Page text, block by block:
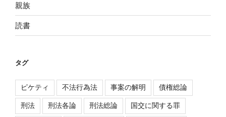
親族
読書
タグ
ピケティ 不法行為法 事案の解明 債権総論
刑法 刑法各論 刑法総論 国交に関する罪